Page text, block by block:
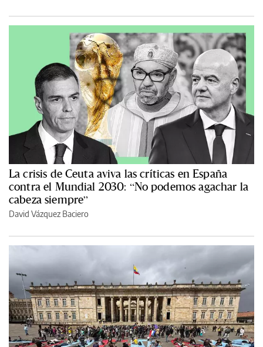
La crisis de Ceuta aviva las críticas en España
contra el Mundial 2030: “No podemos agachar la
cabeza siempre”
David Vázquez Baciero